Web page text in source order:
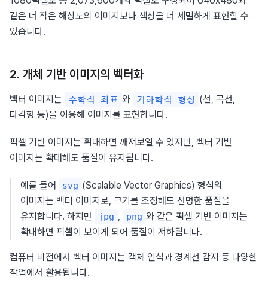
같은 더 작은 해상도의 이미지보다 색상을 더 세밀하게 표현할 수
있습니다.
2. 개체 기반 이미지의 벡터화
벡터 이미지는 수학적 좌표 와 기하학적 형상 (선, 곡선,
다각형 등)을 이용해 이미지를 표현합니다.
픽셀 기반 이미지는 확대하면 깨져보일 수 있지만, 벡터 기반
이미지는 확대해도 품질이 유지됩니다.
예를 들어 svg (Scalable Vector Graphics) 형식의
이미지는 벡터 이미지로, 크기를 조정해도 선명한 품질을
유지합니다. 하지만
jpg , png 와 같은 픽셀 기반 이미지는
확대하면 픽셀이 보이게 되어 품질이 저하됩니다.
컴퓨터 비전에서 벡터 이미지는 객체 인식과 경계선 감지 등 다양한
작업에서 활용됩니다.